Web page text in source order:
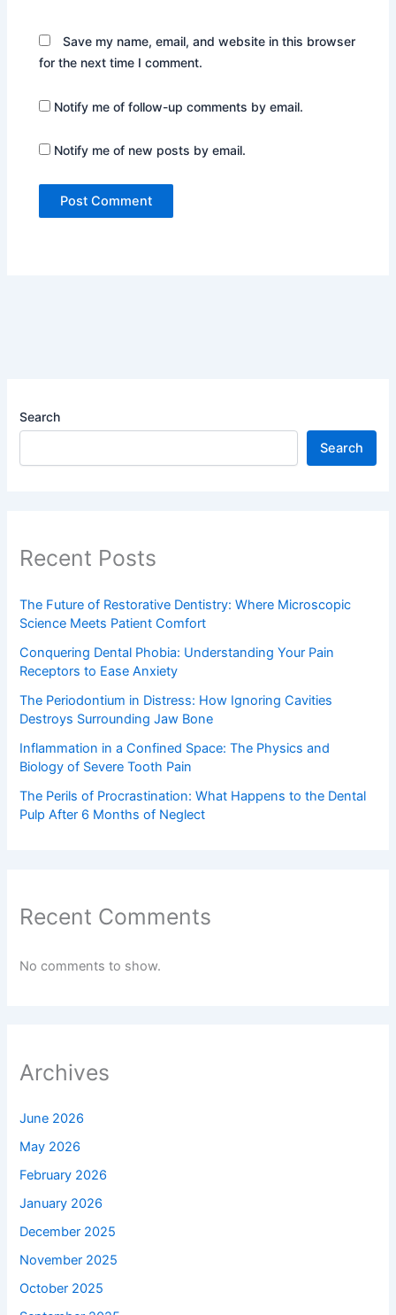
Save my name, email, and website in this browser
for the next time I comment.
Notify me of follow-up comments by email.
Notify me of new posts by email.
Search
Search
Recent Posts
The Future of Restorative Dentistry: Where Microscopic
Science Meets Patient Comfort
Conquering Dental Phobia: Understanding Your Pain
Receptors to Ease Anxiety
The Periodontium in Distress: How Ignoring Cavities
Destroys Surrounding Jaw Bone
Inflammation in a Confined Space: The Physics and
Biology of Severe Tooth Pain
The Perils of Procrastination: What Happens to the Dental
Pulp After 6 Months of Neglect
Recent Comments
No comments to show.
Archives
June 2026
May 2026
February 2026
January 2026
December 2025
November 2025
October 2025